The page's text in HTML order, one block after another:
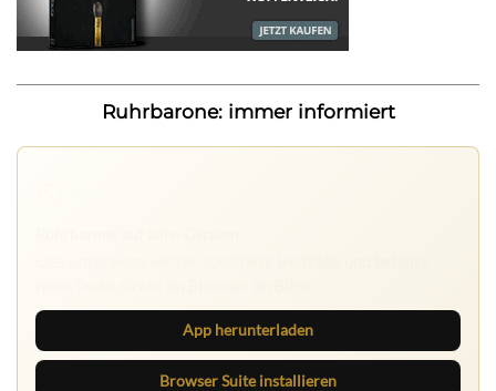
Ruhrbarone: immer informiert
App herunterladen
Browser Suite installieren